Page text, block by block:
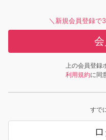
＼新規会員登録で
上の会員登録
利用規約に同
すで